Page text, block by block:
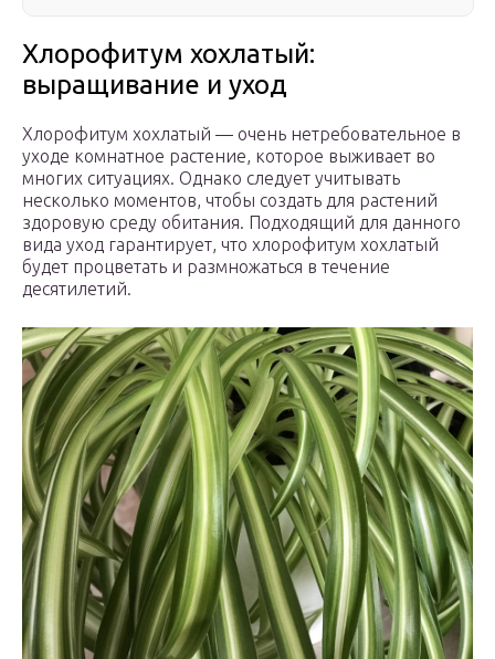
Хлорофитум хохлатый:
выращивание и уход
Хлорофитум хохлатый — очень нетребовательное в
уходе комнатное растение, которое выживает во
многих ситуациях. Однако следует учитывать
несколько моментов, чтобы создать для растений
здоровую среду обитания. Подходящий для данного
вида уход гарантирует, что хлорофитум хохлатый
будет процветать и размножаться в течение
десятилетий.